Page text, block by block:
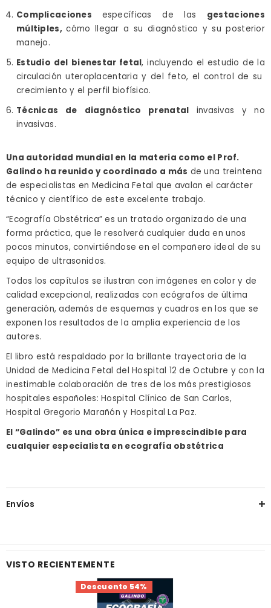
Complicaciones específicas de las gestaciones
múltiples,cómo llegar a su diagnóstico y su posterior
manejo.
Estudio del bienestar fetal, incluyendo el estudio de la
circulación uteroplacentaria y del feto, el control de su
crecimiento y el perfil biofísico.
Técnicas de
diagnóstico prenatal invasivas y no
invasivas.
Una autoridad mundial en la materia como el Prof.
Galindo ha reunido y coordinado a más de una treintena
de especialistas en Medicina Fetal que avalan el carácter
técnico y científico de este excelente trabajo.
“Ecografía Obstétrica” es un tratado organizado de una
forma práctica, que le resolverá cualquier duda en unos
pocos minutos, convirtiéndose en el compañero ideal de su
equipo de ultrasonidos.
Todos los capítulos se ilustran con imágenes en color y de
calidad excepcional, realizadas con ecógrafos de última
generación, además de esquemas y cuadros en los que se
exponen los resultados de la amplia experiencia de los
autores.
El libro está respaldado por la brillante trayectoria de la
Unidad de Medicina Fetal del Hospital 12 de Octubre y con la
inestimable colaboración de tres de los más prestigiosos
hospitales españoles: Hospital Clínico de San Carlos,
Hospital Gregorio Marañón y Hospital La Paz.
El “Galindo” es una obra única e imprescindible para
cualquier especialista en ecografía obstétrica
Envíos
VISTO RECIENTEMENTE
Descuento 54%